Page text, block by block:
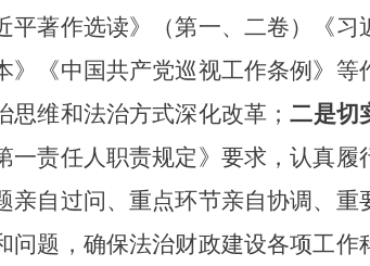
平著作选读》（第一、二卷）《
》《中国共产党巡视工作条例》
思维和法治方式深化改革；二是切
一责任人职责规定》要求，认真履
亲自过问、重点环节亲自协调、
题，确保法治财政建设各项工作